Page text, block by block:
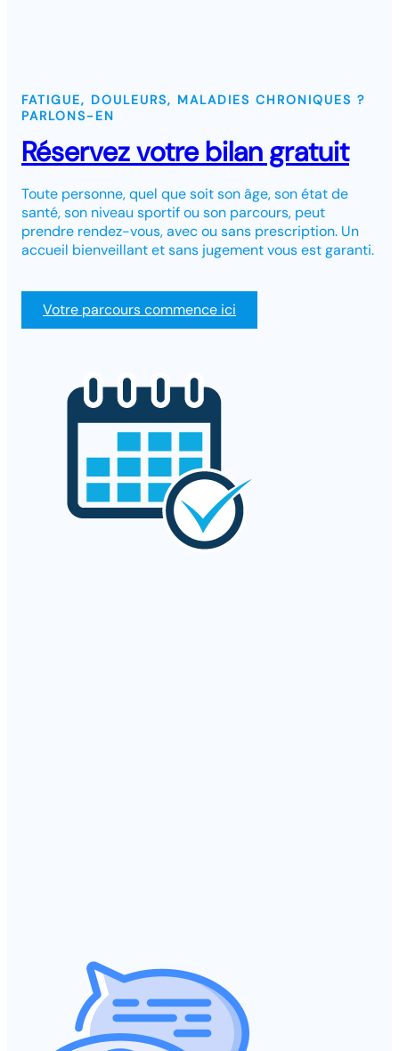
FATIGUE, DOULEURS, MALADIES CHRONIQUES ?
PARLONS-EN
Réservez votre bilan gratuit
Toute personne, quel que soit son âge, son état de
santé, son niveau sportif ou son parcours, peut
prendre rendez-vous, avec ou sans prescription. Un
accueil bienveillant et sans jugement vous est garanti.
Votre parcours commence ici